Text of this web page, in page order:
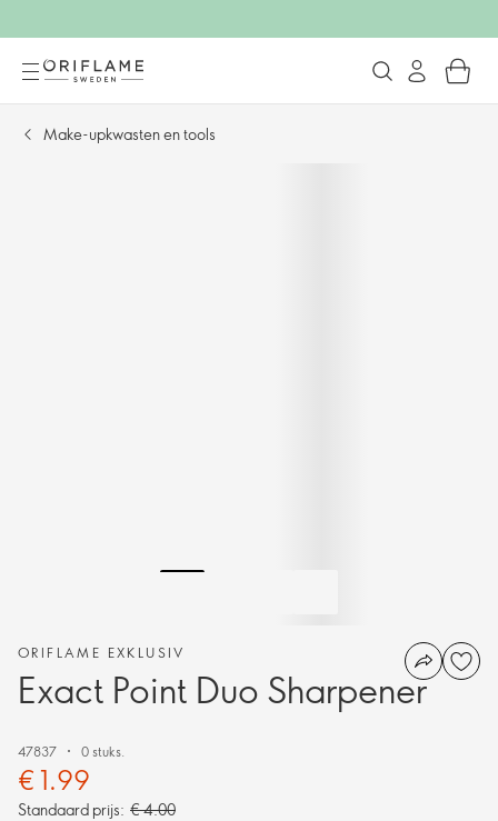
Make-upkwasten en tools
ORIFLAME EXKLUSIV
Exact Point Duo Sharpener
47837 0 stuks.
€ 1.99
Standaard prijs: € 4.00